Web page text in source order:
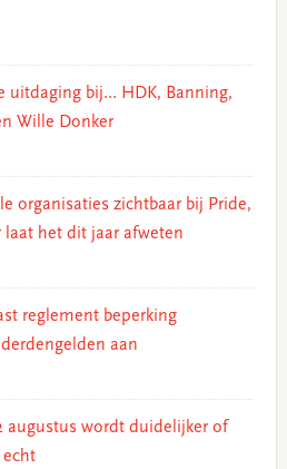
uitdaging bij… HDK, Banning,
Wille Donker
organisaties zichtbaar bij Pride,
laat het dit jaar afweten
reglement beperking
aan
augustus wordt duidelijker of
echt